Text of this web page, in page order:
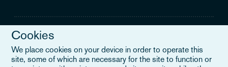
Legal Notice
Cookies
We place cookies on your device in order to operate this
site, some of which are necessary for the site to function or